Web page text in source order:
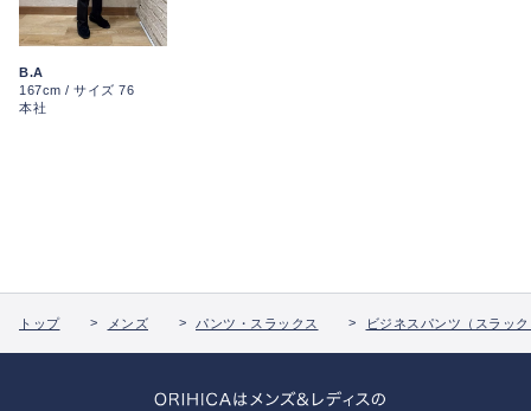
B.A
167cm / サイズ 76
本社
トップ メンズ パンツ・スラックス ビジネスパンツ（スラッ